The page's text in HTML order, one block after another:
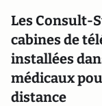
Les Consult-
cabines de
installées
médicaux
distance